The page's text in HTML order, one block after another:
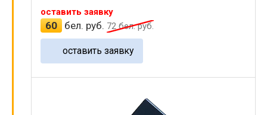
оставить заявку
60 бел. руб. 72бел. руб.
оставить заявку